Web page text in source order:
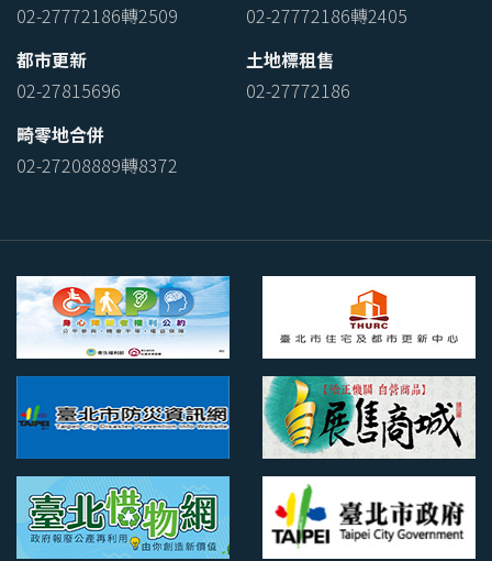
02-27772186轉2509
02-27772186轉2405
都市更新
02-27815696
土地標租售
02-27772186
畸零地合併
02-27208889轉8372